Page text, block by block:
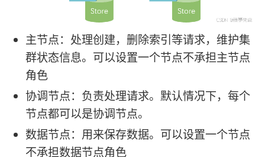
主节点：处理创建，删除索引等请求，维护集
群状态信息。可以设置一个节点不承担主节点
角色
协调节点：负责处理请求。默认情况下，每个
节点都可以是协调节点。
数据节点：用来保存数据。可以设置一个节点
不承担数据节点角色